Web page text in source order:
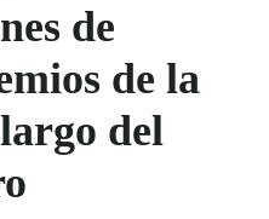
de
de la
del